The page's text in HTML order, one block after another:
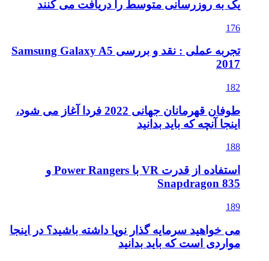
یک به روزرسانی متوسط را دریافت می کنند
176
تجربه عملی : نقد و بررسی Samsung Galaxy A5
2017
182
طوفان قهرمانان جهانی 2022 فردا آغاز می شود،
اینجا آنچه که باید بدانید
188
استفاده از قدرت VR با Power Rangers و
Snapdragon 835
189
می خواهید سرمایه گذار نوپا داشته باشید؟ در اینجا
مواردی است که باید بدانید